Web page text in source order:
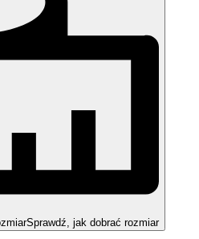
Sprawdź, jak dobrać rozmiar